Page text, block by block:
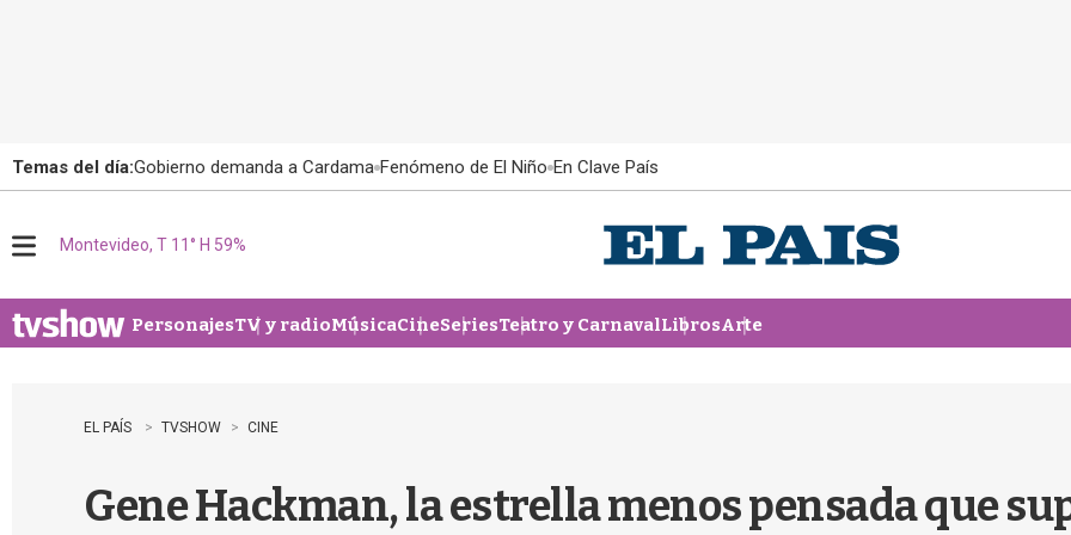
Temas del día:Gobierno demanda a Cardama Fenómeno de El Niño En Clave País
u
Montevideo, T 11° H 59%
PersonajesTV y radioMúsicaCineSeriesTeatro y CarnavalLibrosArte
EL PAÍS TVSHOW CINE
Gene Hackman, la estrella menos pensada que